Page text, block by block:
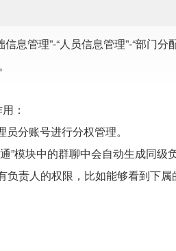
信息管理”-“人员信息管理”-“部门
：
分账号进行分权管理。
”模块中的群聊中会自动生成同级
负责人的权限，比如能够看到下属